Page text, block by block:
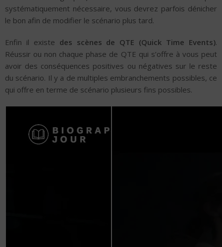
systématiquement nécessaire, vous devrez parfois dénicher
le bon afin de modifier le scénario plus tard.
Enfin il existe des scènes de QTE (Quick Time Events).
Réussir ou non chaque phase de QTE qui s’offre à vous peut
avoir des conséquences positives ou négatives sur le reste
du scénario. Il y a de multiples embranchements possibles, ce
qui offre en terme de scénario plusieurs fins possibles.